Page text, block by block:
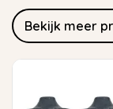
Bekijk meer